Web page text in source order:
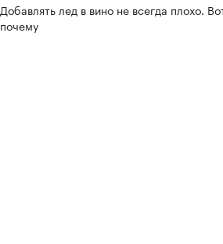
Добавлять лед в вино не всегда плохо.
почему